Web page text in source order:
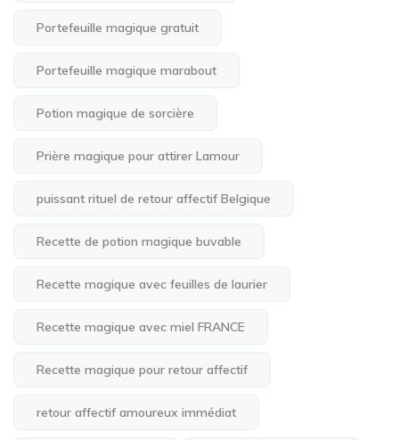
Portefeuille magique gratuit
Portefeuille magique marabout
Potion magique de sorcière
Prière magique pour attirer Lamour
puissant rituel de retour affectif Belgique
Recette de potion magique buvable
Recette magique avec feuilles de laurier
Recette magique avec miel FRANCE
Recette magique pour retour affectif
retour affectif amoureux immédiat